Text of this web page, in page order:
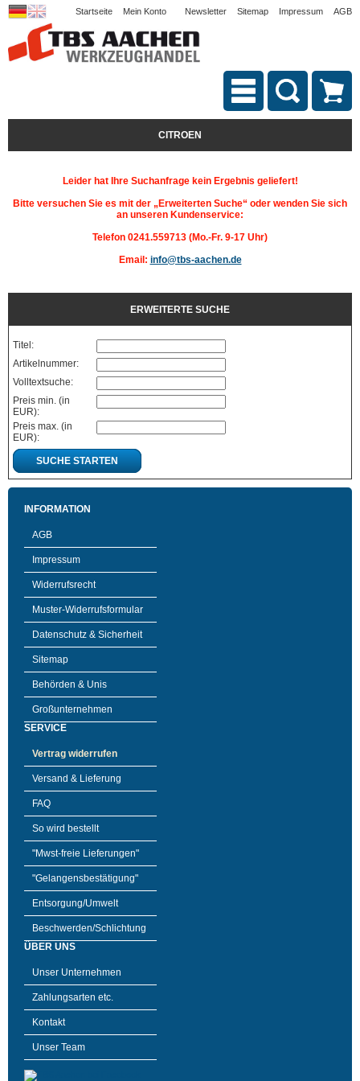
Startseite Mein Konto Newsletter Sitemap Impressum AGB
CITROEN
Leider hat Ihre Suchanfrage kein Ergebnis geliefert!
Bitte versuchen Sie es mit der „Erweiterten Suche“ oder wenden Sie sich
an unseren Kundenservice:
Telefon 0241.559713 (Mo.-Fr. 9-17 Uhr)
Email: info@tbs-aachen.de
ERWEITERTE SUCHE
Titel:
Artikelnummer:
Volltextsuche:
Preis min. (in
EUR):
Preis max. (in
EUR):
SUCHE STARTEN
INFORMATION
AGB
Impressum
Widerrufsrecht
Muster-Widerrufsformular
Datenschutz & Sicherheit
Sitemap
Behörden & Unis
Großunternehmen
SERVICE
Vertrag widerrufen
Versand & Lieferung
FAQ
So wird bestellt
"Mwst-freie Lieferungen"
"Gelangensbestätigung"
Entsorgung/Umwelt
Beschwerden/Schlichtung
ÜBER UNS
Unser Unternehmen
Zahlungsarten etc.
Kontakt
Unser Team